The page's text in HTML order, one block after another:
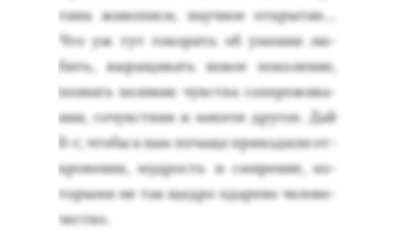
ти­на жи­вопи­си, на­уч­ное от­кры­тие...
Что уж тут го­ворить об уме­нии лю­
бить, вы­ращи­вать но­вое по­коле­ние,
поз­нать ве­ликие чувс­тва со­пере­жива­
ния, со­чувс­твия и мно­гое дру­гое. Дай
Б-г, что­бы к нам по­чаще при­ходи­ли от­
кро­вения, муд­рость и сми­рение, ко­
торы­ми не так щед­ро ода­рено че­лове­
чес­тво.